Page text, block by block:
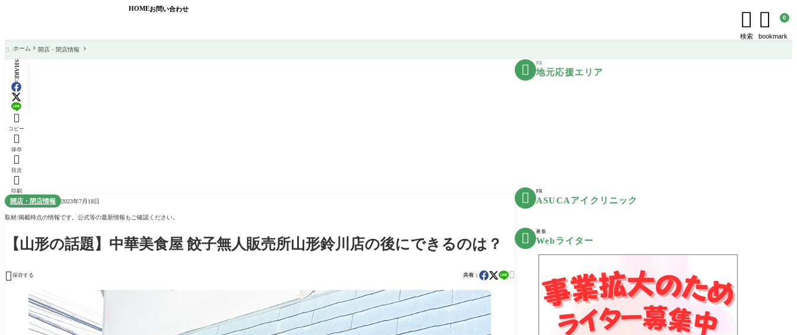
HOMEお問い合わせ 
検索
 0
bookmark
 ホーム 開店・閉店情報
SHARE:

コピー

保存

目次

印刷
開店・閉店情報 2023年7月18日
取材/掲載時点の情報です。公式等の最新情報もご確認ください。
【山形の話題】中華美食屋 餃子無人販売所山形鈴川店の後にできるのは？
 保存する 共有： 
 PR
地元応援エリア
 PR
ASUCAアイクリニック
 募集
Webライター